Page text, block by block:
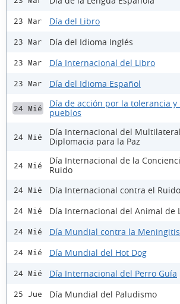
23 Mar Día del Libro
23 Mar Día del Idioma Inglés
23 Mar Día Internacional del Libro
23 Mar Día del Idioma Español
24 Mié
Día de acción por la tolerancia
pueblos
24 Mié
Día Internacional del
Diplomacia para la Paz
24 Mié
Día Internacional de la
Ruido
24 Mié Día Internacional contra el Ruido
24 Mié Día Internacional del Animal de
24 Mié Día Mundial contra la Meningitis
24 Mié Día Mundial del Hot Dog
24 Mié Día Internacional del Perro Guía
25 Jue Día Mundial del Paludismo